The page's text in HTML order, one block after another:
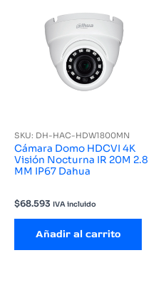
SKU: DH-HAC-HDW1800MN
Cámara Domo HDCVI 4K
Visión Nocturna IR 20M 2.8
MM IP67 Dahua
$68.593 IVA incluido
Añadir al carrito